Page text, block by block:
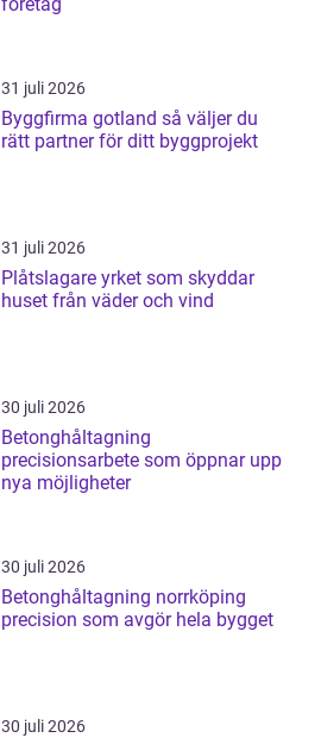
31 juli 2026
Byggfirma gotland så väljer du
rätt partner för ditt byggprojekt
31 juli 2026
Plåtslagare yrket som skyddar
huset från väder och vind
30 juli 2026
Betonghåltagning
precisionsarbete som öppnar upp
nya möjligheter
30 juli 2026
Betonghåltagning norrköping
precision som avgör hela bygget
30 juli 2026